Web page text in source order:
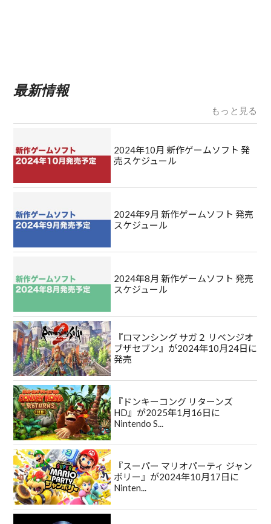
最新情報
もっと見る
2024年10月 新作ゲームソフト 発
売スケジュール
2024年9月 新作ゲームソフト 発売
スケジュール
2024年8月 新作ゲームソフト 発売
スケジュール
『ロマンシング サガ２ リベンジオ
ブザセブン』が2024年10月24日に
発売
『ドンキーコング リターンズ
HD』が2025年1月16日に
Nintendo S...
『スーパー マリオパーティ ジャン
ボリー』が2024年10月17日に
Ninten...